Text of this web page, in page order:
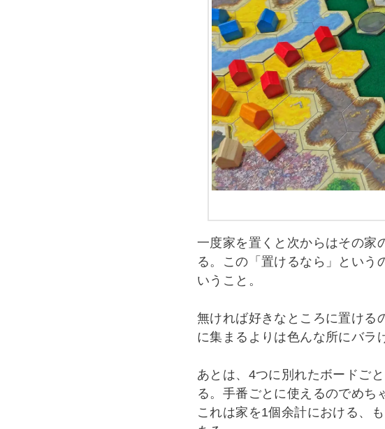
一度家を置くと次からはその家
る。この「置けるなら」という
いうこと。
無ければ好きなところに置ける
に集まるよりは色んな所にバラ
あとは、4つに別れたボードご
る。手番ごとに使えるのでめち
これは家を1個余計における、